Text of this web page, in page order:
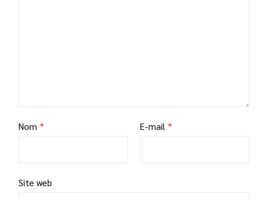
Nom * E-mail *
Site web